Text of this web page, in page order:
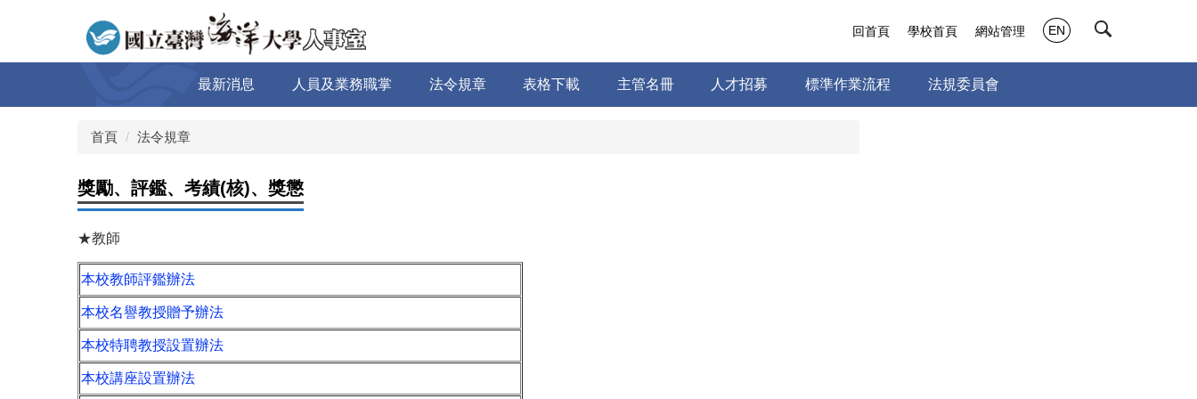
容
最新消息 人員及業務職掌 法令規章 表格下載 主管名冊 人才招募 標準作業流程 法規委員會
回首頁 學校首頁 網站管理 EN
首頁 法令規章
獎勵、評鑑、考績(核)、獎懲
★教師
本校教師評鑑辦法
本校名譽教授贈予辦法
本校特聘教授設置辦法
本校講座設置辦法